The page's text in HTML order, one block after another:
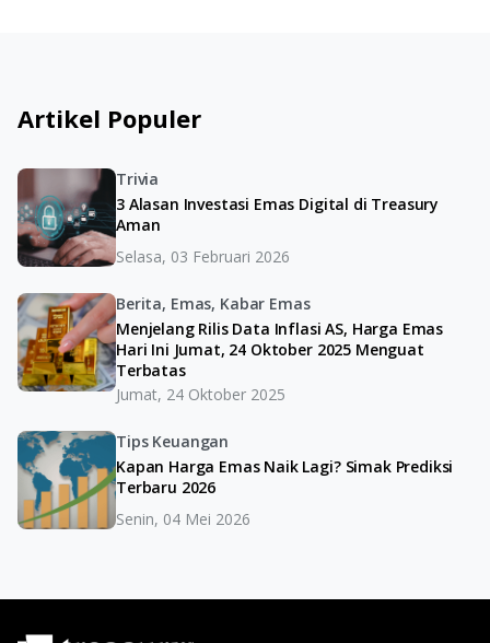
Artikel Populer
Trivia
3 Alasan Investasi Emas Digital di Treasury
Aman
Selasa, 03 Februari 2026
Berita, Emas, Kabar Emas
Menjelang Rilis Data Inflasi AS, Harga Emas
Hari Ini Jumat, 24 Oktober 2025 Menguat
Terbatas
Jumat, 24 Oktober 2025
Tips Keuangan
Kapan Harga Emas Naik Lagi? Simak Prediksi
Terbaru 2026
Senin, 04 Mei 2026